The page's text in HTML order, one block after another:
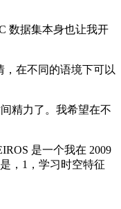
数据集本身也让我开
在不同的语境下可以
精力了。我希望在不
是一个我在 2009
，1，学习时空特征